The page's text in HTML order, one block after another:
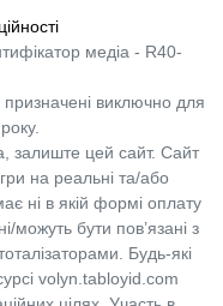
медіа - R40-
виключно для
залиште цей сайт. Сайт
на реальні та/або
ні в якій формі оплату
можуть бути пов’язані з
Будь-які
volyn.tabloyid.com